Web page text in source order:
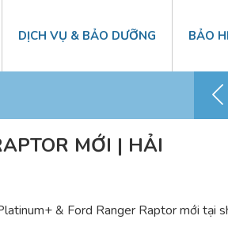
DỊCH VỤ & BẢO DƯỠNG BẢO
MỚI | HẢI
& Ford Ranger Raptor mới tại